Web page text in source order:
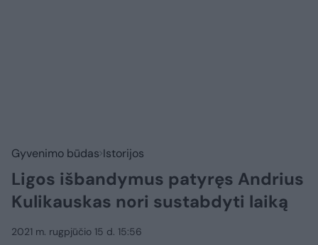
Gyvenimo būdas Istorijos
Ligos išbandymus patyręs Andrius
Kulikauskas nori sustabdyti laiką
2021 m. rugpjūčio 15 d. 15:56